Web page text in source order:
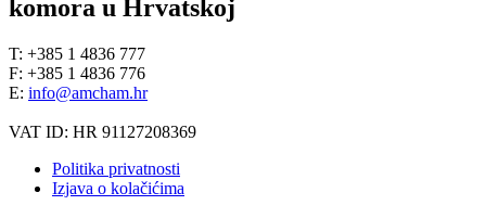
komora u Hrvatskoj
T: +385 1 4836 777
F: +385 1 4836 776
E: info@amcham.hr
VAT ID: HR 91127208369
Politika privatnosti
Izjava o kolačićima